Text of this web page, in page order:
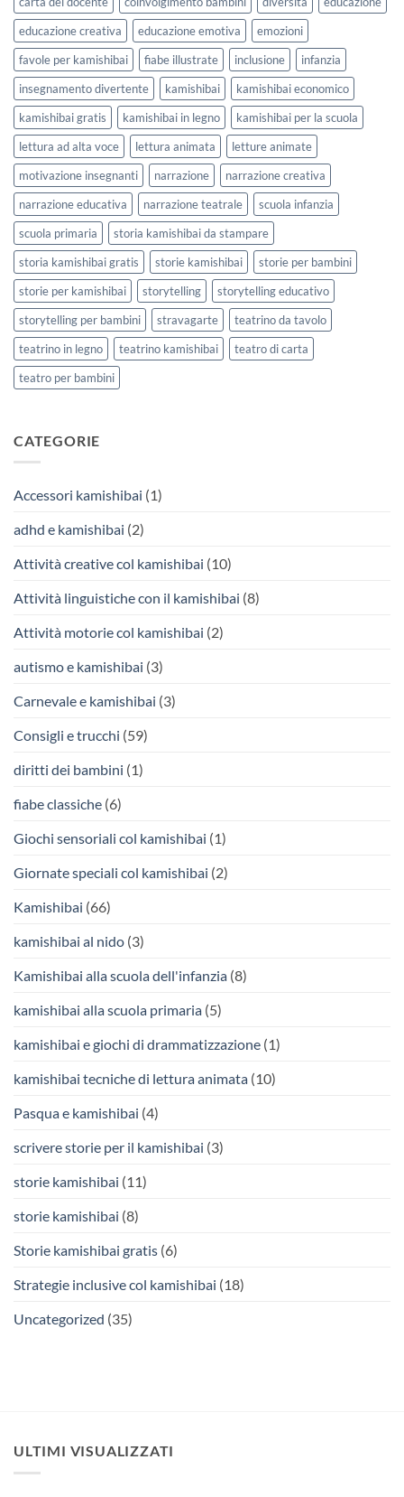
scuola
educazione creativa
educazione emotiva
emozioni
favole per kamishibai
fiabe illustrate inclusione
infanzia
insegnamento divertente
kamishibai
kamishibai economico
kamishibai gratis
kamishibai in legno
kamishibai per la scuola
lettura ad alta voce
lettura animata
letture animate
motivazione insegnanti
narrazione
narrazione creativa
narrazione educativa
narrazione teatrale
scuola infanzia
scuola primaria
storia kamishibai da stampare
storia kamishibai gratis
storie kamishibai
storie per bambini
storie per kamishibai
storytelling
storytelling educativo
storytelling per bambini
stravagarte
teatrino da tavolo
teatrino in legno
teatrino kamishibai
teatro di carta
teatro per bambini
CATEGORIE
Accessori kamishibai (1)
adhd e kamishibai (2)
Attività creative col kamishibai (10)
Attività linguistiche con il kamishibai (8)
Attività motorie col kamishibai (2)
autismo e kamishibai (3)
Carnevale e kamishibai (3)
Consigli e trucchi (59)
diritti dei bambini (1)
fiabe classiche (6)
Giochi sensoriali col kamishibai (1)
Giornate speciali col kamishibai (2)
Kamishibai (66)
kamishibai al nido (3)
Kamishibai alla scuola dell'infanzia (8)
kamishibai alla scuola primaria (5)
kamishibai e giochi di drammatizzazione (1)
kamishibai tecniche di lettura animata (10)
Pasqua e kamishibai (4)
scrivere storie per il kamishibai (3)
storie kamishibai (11)
storie kamishibai (8)
Storie kamishibai gratis (6)
Strategie inclusive col kamishibai (18)
Uncategorized (35)
ULTIMI VISUALIZZATI